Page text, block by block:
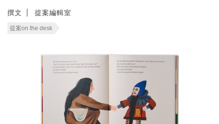
撰文 提案編輯室
提案on the desk